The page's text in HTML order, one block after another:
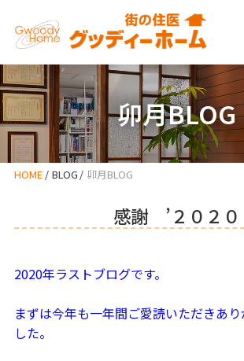
卯月BLOG
HOME BLOG 卯月BLOG
感謝 ’２０２０
2020年ラストブログです。
まずは今年も一年間ご愛読いただきあ
した。